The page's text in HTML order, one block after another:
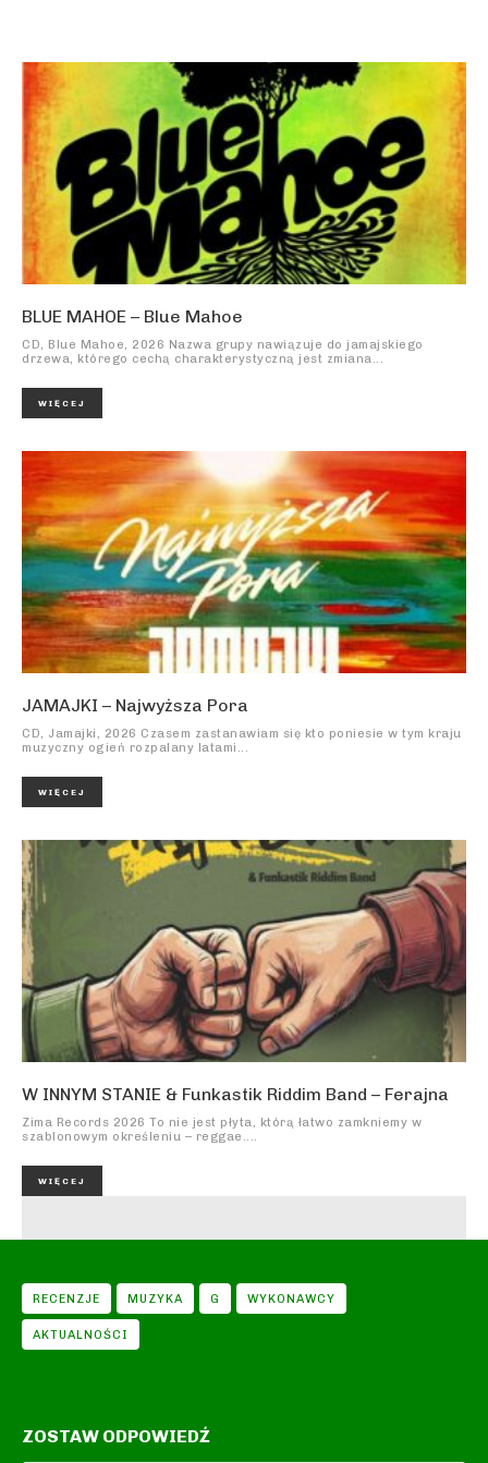
BLUE MAHOE – Blue Mahoe
CD, Blue Mahoe, 2026 Nazwa grupy nawiązuje do jamajskiego
drzewa, którego cechą charakterystyczną jest zmiana...
WIĘCEJ
JAMAJKI – Najwyższa Pora
CD, Jamajki, 2026 Czasem zastanawiam się kto poniesie w tym kraju
muzyczny ogień rozpalany latami...
WIĘCEJ
W INNYM STANIE & Funkastik Riddim Band – Ferajna
Zima Records 2026 To nie jest płyta, którą łatwo zamkniemy w
szablonowym określeniu – reggae....
WIĘCEJ
RECENZJE MUZYKA G WYKONAWCY
AKTUALNOŚCI
ZOSTAW ODPOWIEDŹ